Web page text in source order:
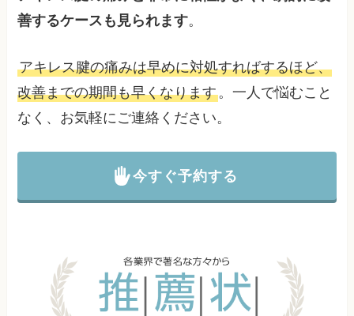
善するケースも見られます。
アキレス腱の痛みは早めに対処すればするほど、
改善までの期間も早くなります。一人で悩むこと
なく、お気軽にご連絡ください。
今すぐ予約する